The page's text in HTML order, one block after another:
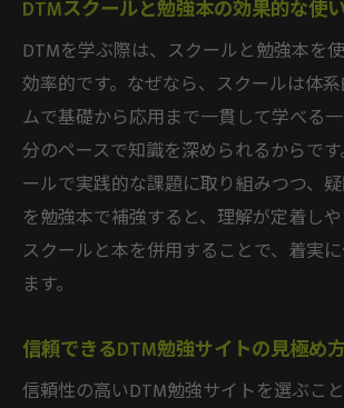
DTMスクールと勉強本の効果的な使
DTMを学ぶ際は、スクールと勉強本を
効率的です。なぜなら、スクールは体
ムで基礎から応用まで一貫して学べる
分のペースで知識を深められるからで
ールで実践的な課題に取り組みつつ、
を勉強本で補強すると、理解が定着しや
スクールと本を併用することで、着実
ます。
信頼できるDTM勉強サイトの見極め
信頼性の高いDTM勉強サイトを選ぶこ